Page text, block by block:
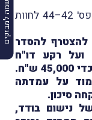
הרשמה למבזקים וכך קבע בעניין זה השופט קירש (ראו פס' 42–44 לחוות
להצטרף להסדר
רקע דו"ח
גרינברג, הפחית המשיב את השווי לכדי 45,000 ש"ח.
על עמדתה
סיכון.
נישום בודד,